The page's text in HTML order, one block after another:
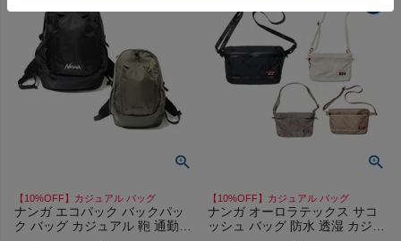
【10%OFF】カジュアル バッグ
ナンガ エコパック バックパッ
ク バッグ カジュアル 鞄 通勤
【10%OFF】カジュアル バッグ
ナンガ オーロラテックス サコ
ッシュ バッグ 防水 透湿 カジュ